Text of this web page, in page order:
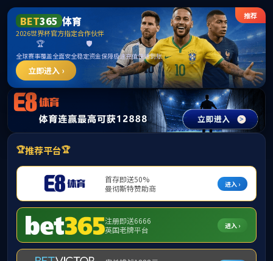
中国·365英国上市(集团)有限公司公司|官
方网站
请输入验证码下载附件